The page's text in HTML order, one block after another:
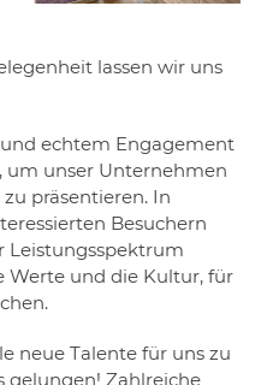
lassen wir uns
echtem Engagement
um unser Unternehmen
präsentieren. In
Besuchern
Leistungsspektrum
Werte und die Kultur, für
neue Talente für uns zu
gelungen! Zahlreiche